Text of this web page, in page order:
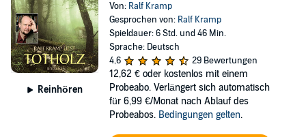
Reinhören
Von: Ralf Kramp
Gesprochen von: Ralf Kramp
Spieldauer: 6 Std. und 46 Min.
Sprache: Deutsch
4,6
29 Bewertungen
12,62 € oder kostenlos mit einem
Probeabo. Verlängert sich automatisch
für 6,99 €/Monat nach Ablauf des
Probeabos. Bedingungen gelten.